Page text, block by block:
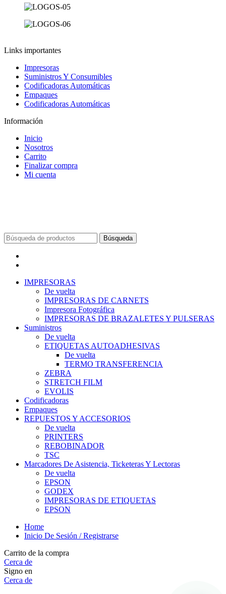
Links importantes
Impresoras
Suministros Y Consumibles
Codificadoras Automáticas
Empaques
Codificadoras Automáticas
Información
Inicio
Nosotros
Carrito
Finalizar compra
Mi cuenta
Búsqueda
IMPRESORAS
De vuelta
IMPRESORAS DE CARNETS
Impresora Fotográfica
IMPRESORAS DE BRAZALETES Y PULSERAS
Suministros
De vuelta
ETIQUETAS AUTOADHESIVAS
De vuelta
TERMO TRANSFERENCIA
ZEBRA
STRETCH FILM
EVOLIS
Codificadoras
Empaques
REPUESTOS Y ACCESORIOS
De vuelta
PRINTERS
REBOBINADOR
TSC
Marcadores De Asistencia, Ticketeras Y Lectoras
De vuelta
EPSON
GODEX
IMPRESORAS DE ETIQUETAS
EPSON
Home
Inicio De Sesión / Registrarse
Carrito de la compra
Cerca de
Signo en
Cerca de